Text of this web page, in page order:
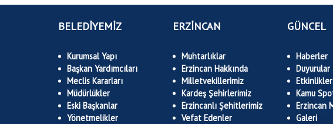
BELEDİYEMİZ
Kurumsal Yapı
Başkan Yardımcıları
Meclis Kararları
Müdürlükler
Eski Başkanlar
Yönetmelikler
ERZİNCAN
Muhtarlıklar
Erzincan Hakkında
Milletvekillerimiz
Kardeş Şehirlerimiz
Erzincanlı Şehitlerimiz
Vefat Edenler
GÜNCEL
Haberler
Duyurular
Etkinlikler
Kamu
Erzincan
Galeri